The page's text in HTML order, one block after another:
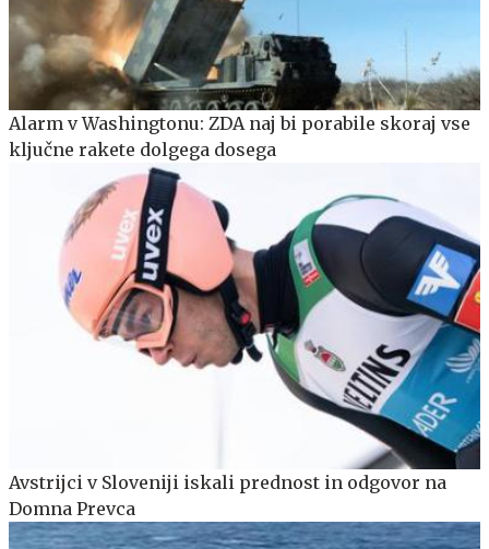
Alarm v Washingtonu: ZDA naj bi porabile skoraj vse
ključne rakete dolgega dosega
Avstrijci v Sloveniji iskali prednost in odgovor na
Domna Prevca